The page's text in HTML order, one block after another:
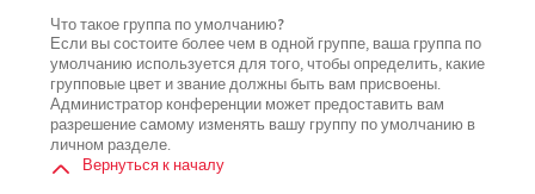
Что такое группа по умолчанию?
Если вы состоите более чем в одной группе, ваша группа по
умолчанию используется для того, чтобы определить, какие
групповые цвет и звание должны быть вам присвоены.
Администратор конференции может предоставить вам
разрешение самому изменять вашу группу по умолчанию в
личном разделе.
Вернуться к началу